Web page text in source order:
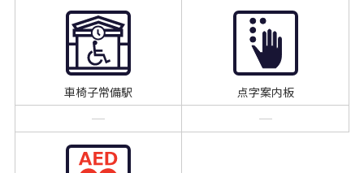
車椅子常備駅 点字案内板